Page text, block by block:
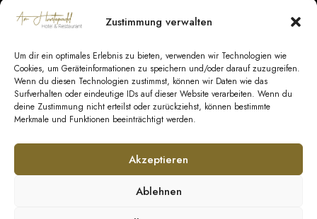
Zustimmung verwalten
Um dir ein optimales Erlebnis zu bieten, verwenden wir Technologien wie
Cookies, um Geräteinformationen zu speichern und/oder darauf zuzugreifen.
Wenn du diesen Technologien zustimmst, können wir Daten wie das
Surfverhalten oder eindeutige IDs auf dieser Website verarbeiten. Wenn du
deine Zustimmung nicht erteilst oder zurückziehst, können bestimmte
Merkmale und Funktionen beeinträchtigt werden.
Akzeptieren
Ablehnen
Datenschutz |Impressum|Barrierefreiheit
AGB Hotel| AGB Veranstaltungen|AGB
Catering
© Copyright 2026 GeestEvents UG & Co. KG